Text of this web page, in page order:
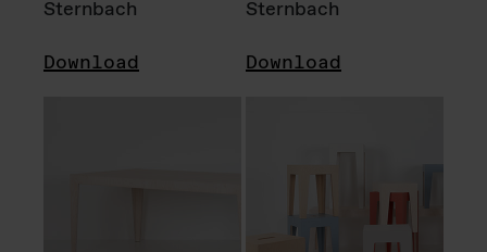
Sternbach
Download
Sternbach
Download